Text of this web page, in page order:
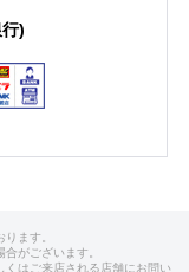
)
ます。
がございます。
くはご来店される店舗にお問い